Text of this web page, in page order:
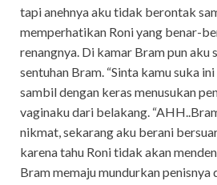
tapi anehnya aku tidak berontak
memperhatikan Roni yang benar-
renangnya. Di kamar Bram pun aku
sentuhan Bram. “Sinta kamu suka
sambil dengan keras menusukan
vaginaku dari belakang.
nikmat, sekarang aku berani
karena tahu Roni tidak akan
Bram memaju mundurkan penisnya